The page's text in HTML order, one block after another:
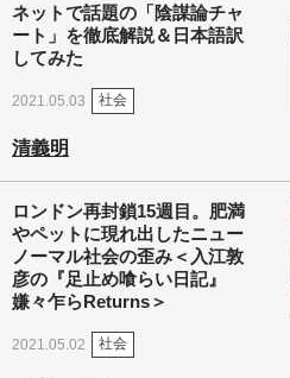
ネットで話題の「陰謀論チャ
ート」を徹底解説＆日本語訳
してみた
2021.05.03 社会
清義明
ロンドン再封鎖15週目。肥満
やペットに現れ出したニュー
ノーマル社会の歪み＜入江敦
彦の『足止め喰らい日記』
嫌々乍らReturns＞
2021.05.02 社会